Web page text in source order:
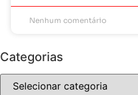
Nenhum comentário
Categorias